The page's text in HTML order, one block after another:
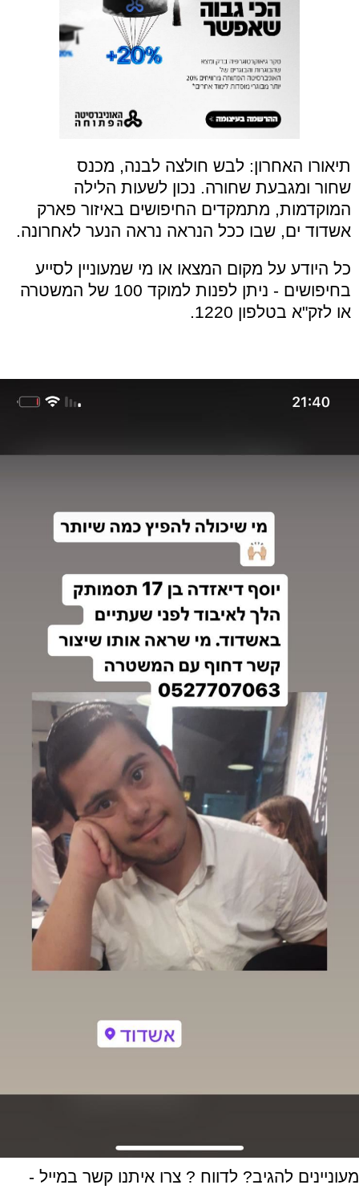
תיאורו האחרון: לבש חולצה לבנה, מכנס
שחור ומגבעת שחורה. נכון לשעות הלילה
המוקדמות, מתמקדים החיפושים באיזור פארק
אשדוד ים, שבו ככל הנראה נראה הנער לאחרונה.
כל היודע על מקום המצאו או מי שמעוניין לסייע
בחיפושים - ניתן לפנות למוקד 100 של המשטרה
או לזק"א בטלפון 1220.
מעוניינים להגיב? לדווח ? צרו איתנו קשר במייל -